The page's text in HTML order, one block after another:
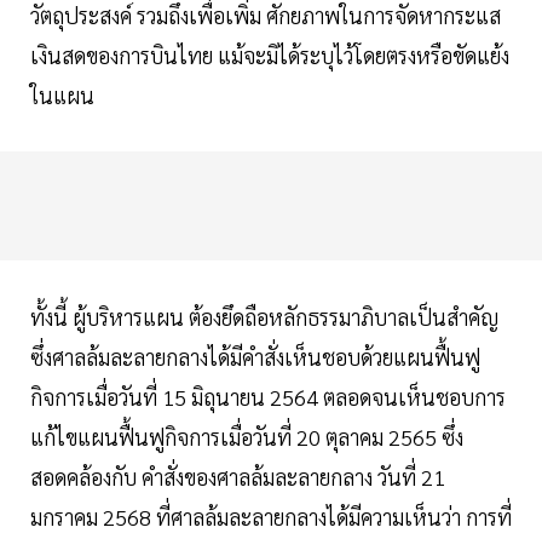
วัตถุประสงค์ รวมถึงเพื่อเพิ่ม ศักยภาพในการจัดหากระแส
เงินสดของการบินไทย แม้จะมิได้ระบุไว้โดยตรงหรือขัดแย้ง
ในแผน
ทั้งนี้ ผู้บริหารแผน ต้องยึดถือหลักธรรมาภิบาลเป็นสำคัญ
ซึ่งศาลล้มละลายกลางได้มีคำสั่งเห็นชอบด้วยแผนฟื้นฟู
กิจการเมื่อวันที่ 15 มิถุนายน 2564 ตลอดจนเห็นชอบการ
แก้ไขแผนฟื้นฟูกิจการเมื่อวันที่ 20 ตุลาคม 2565 ซึ่ง
สอดคล้องกับ คำสั่งของศาลล้มละลายกลาง วันที่ 21
มกราคม 2568 ที่ศาลล้มละลายกลางได้มีความเห็นว่า การที่